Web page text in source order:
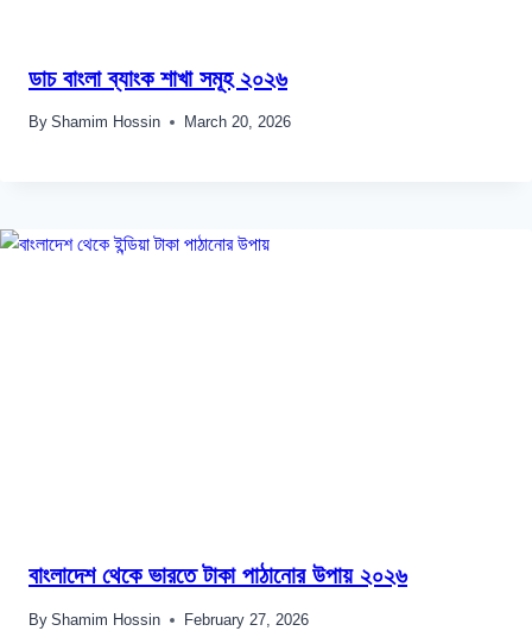
ডাচ বাংলা ব্যাংক শাখা সমূহ ২০২৬
By Shamim Hossin March 20, 2026
বাংলাদেশ থেকে ভারতে টাকা পাঠানোর উপায় ২০২৬
By Shamim Hossin February 27, 2026